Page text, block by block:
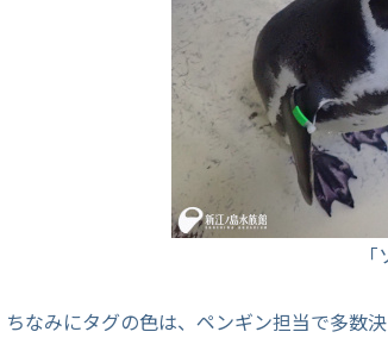
ちなみにタグの色は、ペンギン担当で多数